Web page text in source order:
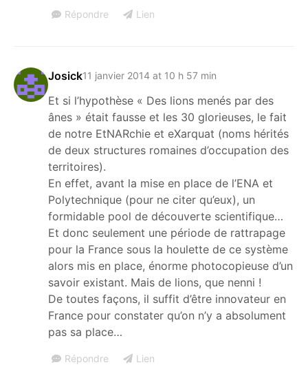
Répondre Lien
Josick11 janvier 2014 at 10 h 57 min
Et si l’hypothèse « Des lions menés par des
ânes » était fausse et les 30 glorieuses, le fait
de notre EtNARchie et eXarquat (noms hérités
de deux structures romaines d’occupation des
territoires).
En effet, avant la mise en place de l’ENA et
Polytechnique (pour ne citer qu’eux), un
formidable pool de découverte scientifique…
Et donc seulement une période de rattrapage
pour la France sous la houlette de ce système
alors mis en place, énorme photocopieuse d’un
savoir existant. Mais de lions, que nenni !
De toutes façons, il suffit d’être innovateur en
France pour constater qu’on n’y a absolument
pas sa place…
Répondre Lien